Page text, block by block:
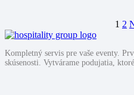
1 2
Kompletný servis pre vaše eventy.
skúsenosti. Vytvárame podujatia,